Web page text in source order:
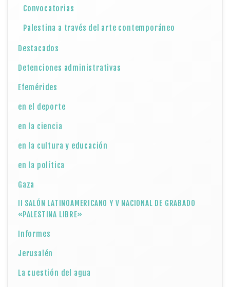
Convocatorias
Palestina a través del arte contemporáneo
Destacados
Detenciones administrativas
Efemérides
en el deporte
en la ciencia
en la cultura y educación
en la política
Gaza
II SALÓN LATINOAMERICANO Y V NACIONAL DE GRABADO
«PALESTINA LIBRE»
Informes
Jerusalén
La cuestión del agua